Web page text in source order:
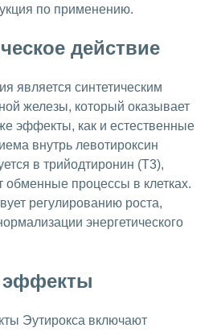
по применению.
действие
является синтетическим
железы, который оказывает
эффекты, как и естественные
внутрь левотироксин
в трийодтиронин (Т3),
обменные процессы в клетках.
регулированию роста,
энергетического
эффекты
Эутирокса включают